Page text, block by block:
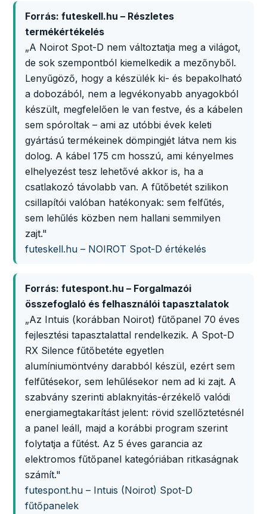
Forrás: futeskell.hu – Részletes
termékértékelés
„A Noirot Spot-D nem változtatja meg a világot,
de sok szempontból kiemelkedik a mezőnyből.
Lenyűgöző, hogy a készülék ki- és bepakolható
a dobozából, nem a legvékonyabb anyagokból
készült, megfelelően le van festve, és a kábelen
sem spóroltak – ami az utóbbi évek keleti
gyártású termékeinek dömpingjét látva nem kis
dolog. A kábel 175 cm hosszú, ami kényelmes
elhelyezést tesz lehetővé akkor is, ha a
csatlakozó távolabb van. A fűtőbetét szilikon
csillapítói valóban hatékonyak: sem felfűtés,
sem lehűlés közben nem hallani semmilyen
zajt."
futeskell.hu – NOIROT Spot-D értékelés
Forrás: futespont.hu – Forgalmazói
összefoglaló és felhasználói tapasztalatok
„Az Intuis (korábban Noirot) fűtőpanel 70 éves
fejlesztési tapasztalattal rendelkezik. A Spot-D
RX Silence fűtőbetéte egyetlen
alumíniumöntvény darabból készül, ezért sem
felfűtésekor, sem lehűlésekor nem ad ki zajt. A
szabvány szerinti ablaknyitás-érzékelő valódi
energiamegtakarítást jelent: rövid szellőztetésnél
a panel leáll, majd a korábbi program szerint
folytatja a fűtést. Az 5 éves garancia az
elektromos fűtőpanel kategóriában ritkaságnak
számít."
futespont.hu – Intuis (Noirot) Spot-D
fűtőpanelek